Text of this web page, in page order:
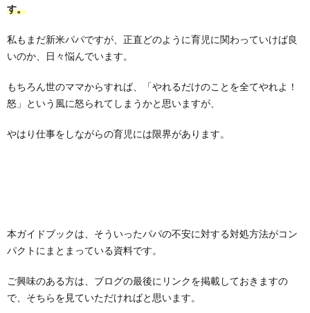
す。
私もまだ新米パパですが、正直どのように育児に関わっていけば良
いのか、日々悩んでいます。
もちろん世のママからすれば、「やれるだけのことを全てやれよ！
怒」という風に怒られてしまうかと思いますが、
やはり仕事をしながらの育児には限界があります。
本ガイドブックは、そういったパパの不安に対する対処方法がコン
パクトにまとまっている資料です。
ご興味のある方は、ブログの最後にリンクを掲載しておきますの
で、そちらを見ていただければと思います。